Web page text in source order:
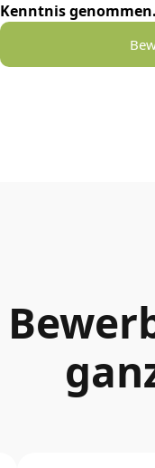
Kenntnis genommen.